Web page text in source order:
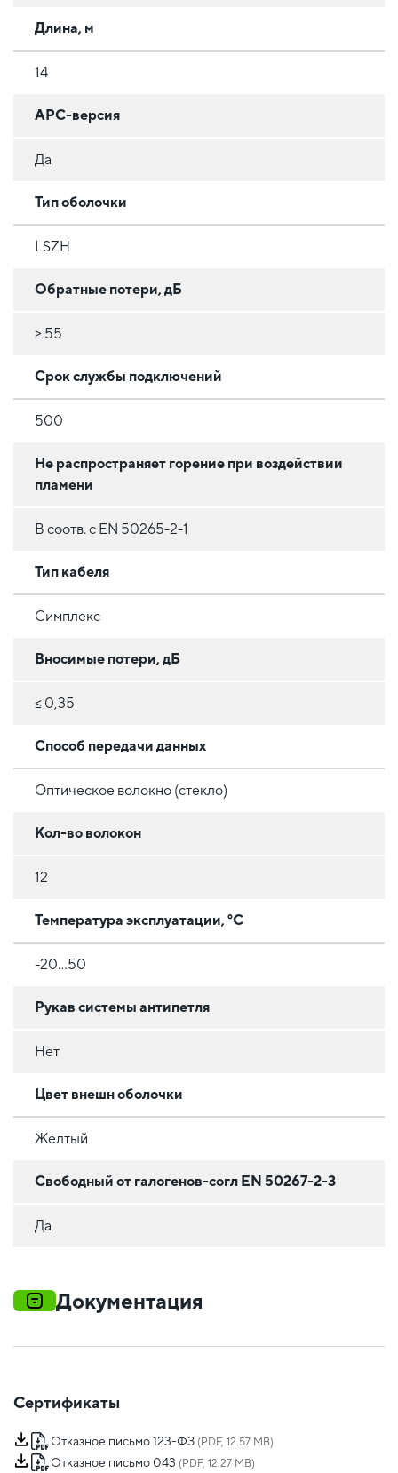
Длина, м
14
APC-версия
Да
Тип оболочки
LSZH
Обратные потери, дБ
≥ 55
Срок службы подключений
500
Не распространяет горение при воздействии
пламени
В соотв. с EN 50265-2-1
Тип кабеля
Симплекс
Вносимые потери, дБ
≤ 0,35
Способ передачи данных
Оптическое волокно (стекло)
Кол-во волокон
12
Температура эксплуатации, °C
-20...50
Рукав системы антипетля
Нет
Цвет внешн оболочки
Желтый
Свободный от галогенов-согл EN 50267-2-3
Да
Документация
Сертификаты
Отказное письмо 123-ФЗ (PDF, 12.57 MB)
Отказное письмо 043 (PDF, 12.27 MB)